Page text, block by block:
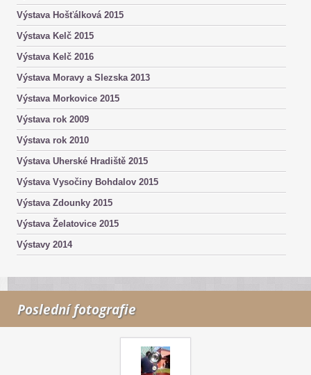
Výstava Hošťálková 2015
Výstava Kelč 2015
Výstava Kelč 2016
Výstava Moravy a Slezska 2013
Výstava Morkovice 2015
Výstava rok 2009
Výstava rok 2010
Výstava Uherské Hradiště 2015
Výstava Vysočiny Bohdalov 2015
Výstava Zdounky 2015
Výstava Želatovice 2015
Výstavy 2014
Poslední fotografie